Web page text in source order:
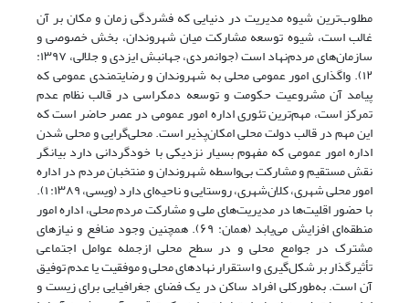
مطلوب‌ترین شیوه مدیریت در دنیایی که فشردگی زمان و مکان بر آن
غالب است، شیوه توسعه مشارکت میان شهروندان، بخش خصوصی و
سازمان‌های مردم‌نهاد است (جوانمردی، جهانبش ایزدی و جلالی، ۱۳۹۷:
۱۲). واگذاری امور عمومی محلی به شهروندان و رضایتمندی عمومی که
پیامد آن مشروعیت حکومت و توسعه دمکراسی در قالب نظام عدم
تمرکز است، مهم‌ترین تئوری اداره امور عمومی در عصر حاضر است که
این مهم در قالب دولت محلی امکان‌پذیر است. محلی‌گرایی و محلی شدن
اداره امور عمومی که مفهوم بسیار نزدیکی با خودگردانی دارد بیانگر
نقش مستقیم و مشارکت بی‌واسطه شهروندان و منتخبان مردم در اداره‌
امور محلی شهری، کلان‌شهری، روستایی و ناحیه‌ای دارد (ویسی، ۱۳۸۹: ۱).
با حضور اقلیت‌ها در مدیریت‌های ملی و مشارکت مردم محلی، اداره امور
منطقه‌ای افزایش می‌‌یابد (همان: ۶۹). همچنین وجود منافع و نیازهای
مشترک در جوامع محلی و در سطح محلی ازجمله عوامل اجتماعی
تأثیرگذار بر شکل‌گیری و استقرار نهادهای محلی و موفقیت یا عدم توفیق
آن است. به‌طورکلی افراد ساکن در یک فضای جغرافیایی برای زیست و